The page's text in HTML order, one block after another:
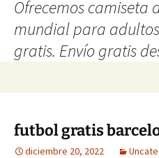
Ofrecemos camiseta
mundial para
gratis. Envío gratis
futbol gratis
diciembre 20, 2022